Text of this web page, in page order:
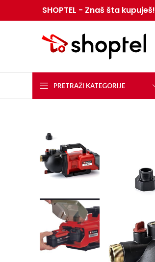
SHOPTEL - Znaš šta kupuješ!
PRETRAŽI KATEGORIJE